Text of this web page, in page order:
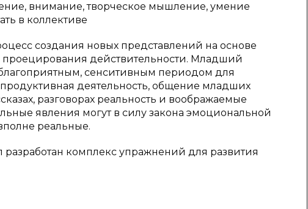
внимание, творческое мышление, умение
в коллективе
создания новых представлений на основе
действительности. Младший
сенситивным периодом для
деятельность, общение младших
разговорах реальность и воображаемые
явления могут в силу закона эмоциональной
реальные.
разработан комплекс упражнений для развития